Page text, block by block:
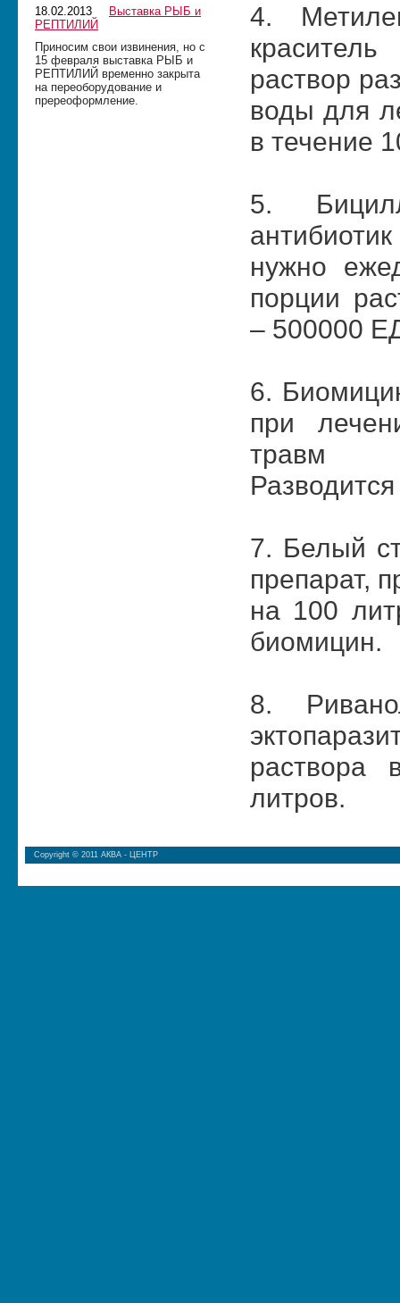
4.
раствор
воды для
в течение
5.
нужно
порции
– 500000
6.
при
травм
7. Белый
препарат,
на 100
биомицин.
8.
раствора
литров.
18.02.2013
Выставка РЫБ и
РЕПТИЛИЙ
Приносим свои извинения, но с
15 февраля выставка РЫБ и
РЕПТИЛИЙ временно закрыта
на переоборудование и
пререоформление.
Copyright © 2011 АКВА - ЦЕНТР